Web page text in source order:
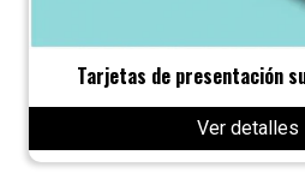
Tarjetas de presentación
Ver detalles